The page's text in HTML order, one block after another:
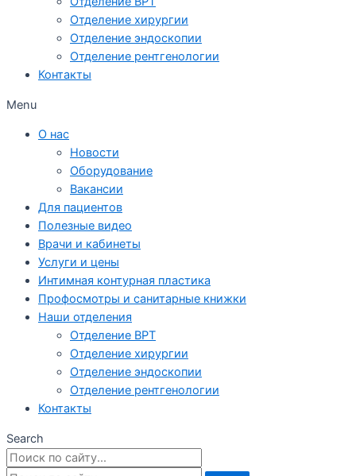
Отделение хирургии
Отделение эндоскопии
Отделение рентгенологии
Контакты
Menu
О нас
Новости
Оборудование
Вакансии
Для пациентов
Полезные видео
Врачи и кабинеты
Услуги и цены
Интимная контурная пластика
Профосмотры и санитарные книжки
Наши отделения
Отделение ВРТ
Отделение хирургии
Отделение эндоскопии
Отделение рентгенологии
Контакты
Search